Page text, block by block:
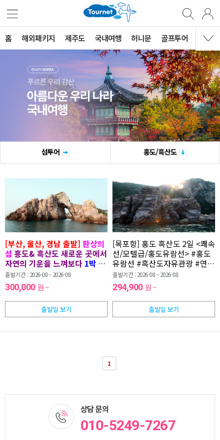
홈 해외패키지 제주도 국내여행 허니문 골프투어 MVG
섬투어 홍도/흑산도
[부산, 울산, 경남 출발] 환상의
섬 홍도& 흑산도 새로운 곳에서
자연의 기운을 느껴보다 1박 2
일(8명 이상 )
출발기간 : 2026-08 ~ 2026-08
300,000 원 ~
출발일 보기
[목포항] 홍도 흑산도 2일 <쾌속
선/모텔급/홍도유람선> #홍도
유람선 #흑산도자유관광 #연합
행사 GIBM176T-DO
출발기간 : 2026-08 ~ 2026-08
294,900 원 ~
출발일 보기
1
상담 문의
010-5249-7267